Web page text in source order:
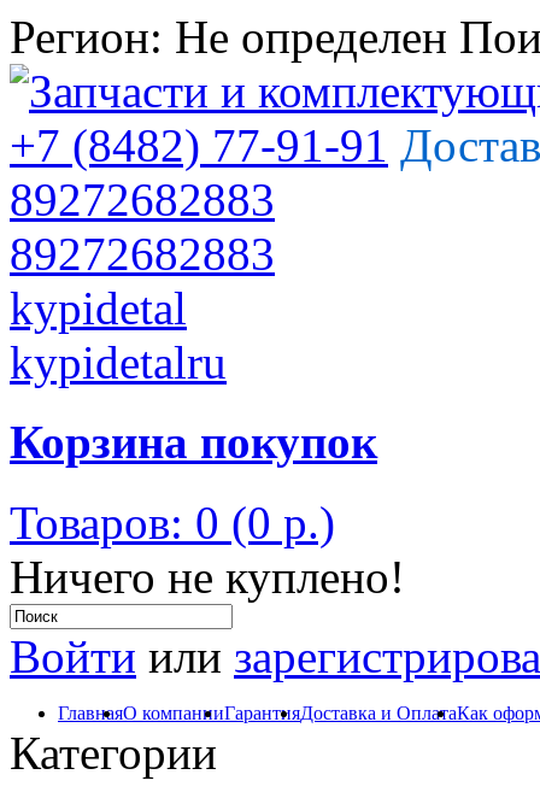
Регион: Не определен
+7 (8482) 77-91-91
89272682883
89272682883
kypidetal
kypidetalru
Корзина покупок
Товаров: 0 (0 р.)
Ничего не куплено!
Войти или
ГлавнаяО компанииГарантияДоставка и ОплатаКак
Категории